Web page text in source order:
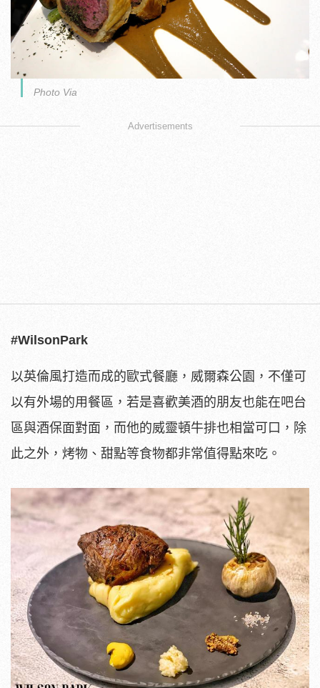
Photo Via
Advertisements
#WilsonPark
以英倫風打造而成的歐式餐廳，威爾森公園，不僅可
以有外場的用餐區，若是喜歡美酒的朋友也能在吧台
區與酒保面對面，而他的威靈頓牛排也相當可口，除
此之外，烤物、甜點等食物都非常值得點來吃。